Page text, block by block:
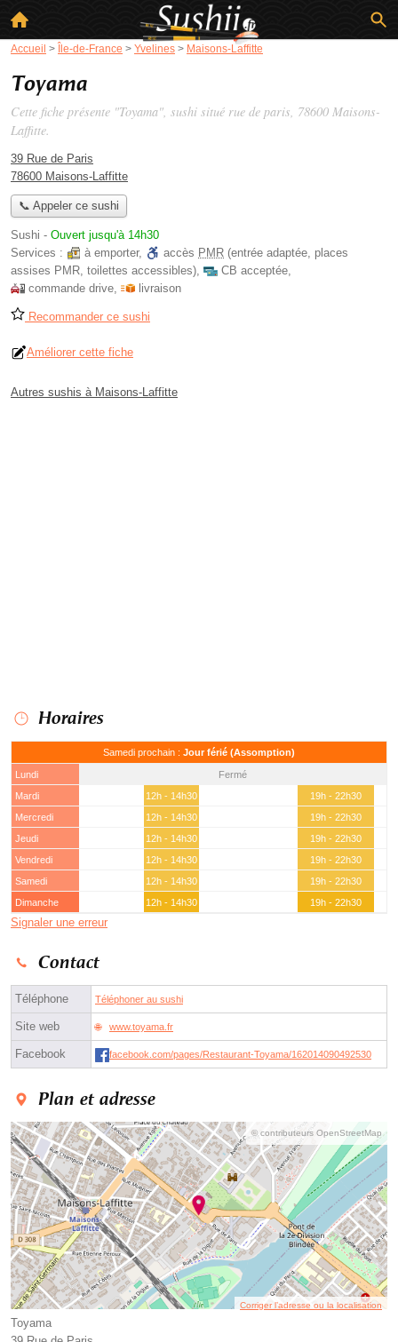
Accueil > Île-de-France > Yvelines > Maisons-Laffitte
Toyama
Cette fiche présente "Toyama", sushi situé rue de paris, 78600 Maisons-
Laffitte.
39 Rue de Paris
78600 Maisons-Laffitte
📞 Appeler ce sushi
Sushi - Ouvert jusqu'à 14h30
Services :
à emporter, accès PMR (entrée adaptée, places
assises PMR, toilettes accessibles), CB acceptée,
commande drive, livraison
Recommander ce sushi
Améliorer cette fiche
Autres sushis à Maisons-Laffitte
Horaires
Samedi prochain : Jour férié (Assomption)
Lundi
Fermé
Mardi
12h - 14h30
19h - 22h30
Mercredi
12h - 14h30
19h - 22h30
Jeudi
12h - 14h30
19h - 22h30
Vendredi
12h - 14h30
19h - 22h30
Samedi
12h - 14h30
19h - 22h30
Dimanche
12h - 14h30 19h - 22h30
Signaler une erreur
Contact
Téléphone Téléphoner au sushi
Site web www.toyama.fr
Facebook facebook.com/pages/Restaurant-Toyama/162014090492530
Plan et adresse
© contributeurs OpenStreetMap
Corriger l’adresse ou la localisation
Toyama